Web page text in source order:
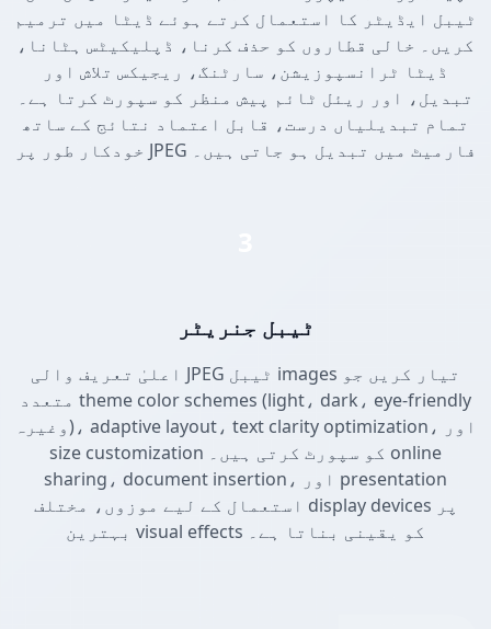
ٹیبل ایڈیٹر کا استعمال کرتے ہوئے ڈیٹا میں ترمیم
کریں۔ خالی قطاروں کو حذف کرنا، ڈپلیکیٹس ہٹانا،
ڈیٹا ٹرانسپوزیشن، سارٹنگ، ریجیکس تلاش اور
تبدیل، اور ریئل ٹائم پیش منظر کو سپورٹ کرتا ہے۔
تمام تبدیلیاں درست، قابل اعتماد نتائج کے ساتھ
خودکار طور پر JPEG فارمیٹ میں تبدیل ہو جاتی ہیں۔
ٹیبل جنریٹر
اعلیٰ تعریف والی JPEG ٹیبل images تیار کریں جو
متعدد theme color schemes (light، dark، eye-friendly
وغیرہ)، adaptive layout، text clarity optimization، اور
size customization کو سپورٹ کرتی ہیں۔ online
sharing، document insertion، اور presentation
استعمال کے لیے موزوں، مختلف display devices پر
بہترین visual effects کو یقینی بناتا ہے۔